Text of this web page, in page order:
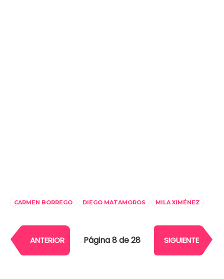
CARMEN BORREGO DIEGO MATAMOROS MILA XIMÉNEZ
ANTERIOR Página 8 de 28 SIGUIENTE